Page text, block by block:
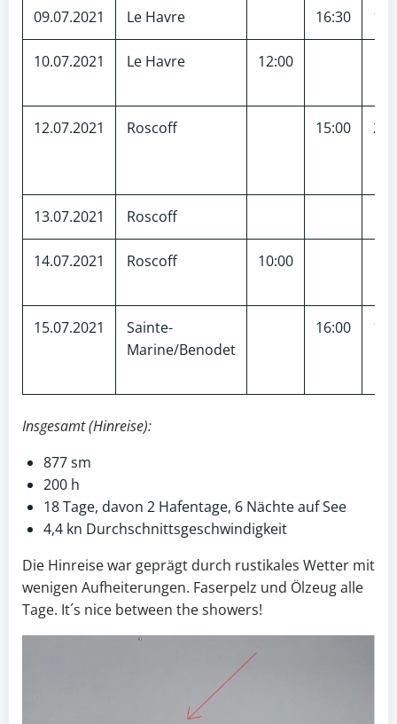
09.07.2021 Le Havre 16:30 110
10.07.2021 Le Havre 12:00
12.07.2021 Roscoff 15:00 200
13.07.2021 Roscoff
14.07.2021 Roscoff 10:00
15.07.2021
Sainte-
Marine/Benodet
16:00 132
Insgesamt (Hinreise):
877 sm
200 h
18 Tage, davon 2 Hafentage, 6 Nächte auf See
4,4 kn Durchschnittsgeschwindigkeit
Die Hinreise war geprägt durch rustikales Wetter mit
wenigen Aufheiterungen. Faserpelz und Ölzeug alle
Tage. It´s nice between the showers!